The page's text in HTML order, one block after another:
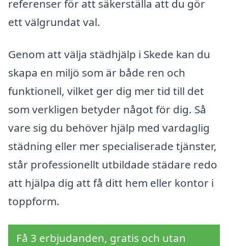
referenser för att säkerställa att du gör
ett välgrundat val.
Genom att välja städhjälp i Skede kan du
skapa en miljö som är både ren och
funktionell, vilket ger dig mer tid till det
som verkligen betyder något för dig. Så
vare sig du behöver hjälp med vardaglig
städning eller mer specialiserade tjänster,
står professionellt utbildade städare redo
att hjälpa dig att få ditt hem eller kontor i
toppform.
Få 3 erbjudanden, gratis och utan